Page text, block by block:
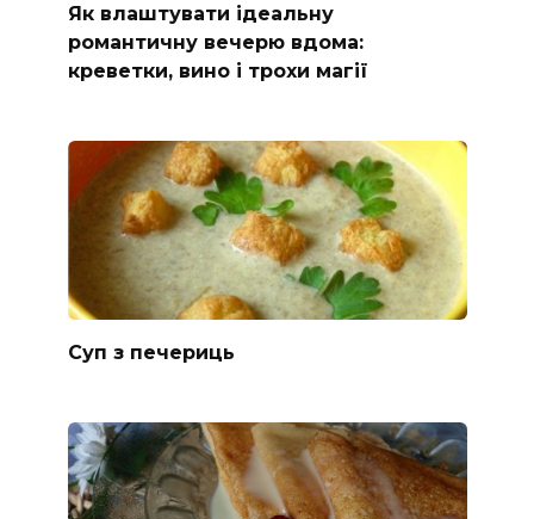
Як влаштувати ідеальну
романтичну вечерю вдома:
креветки, вино і трохи магії
Суп з печериць